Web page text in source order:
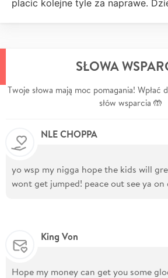
placic kolejne tyle za naprawe.
SŁOWA
Twoje słowa mają moc pomagania! Wpłać
słów wsparcia 🤲
NLE CHOPPA
yo wsp my nigga hope the kids will
wont get jumped! peace out see ya
King Von
Hope my money can get you some